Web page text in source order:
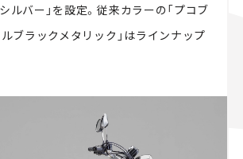
ルバー」を設定。従来カラーの「プコブ
ルブラックメタリック」はラインナップ